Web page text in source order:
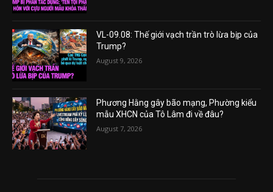
VL-09.08: Thế giới vạch trần trò lừa bịp của
Trump?
August 9, 2026
Phương Hằng gây bão mạng, Phường kiểu
mẫu XHCN của Tô Lâm đi về đâu?
August 7, 2026